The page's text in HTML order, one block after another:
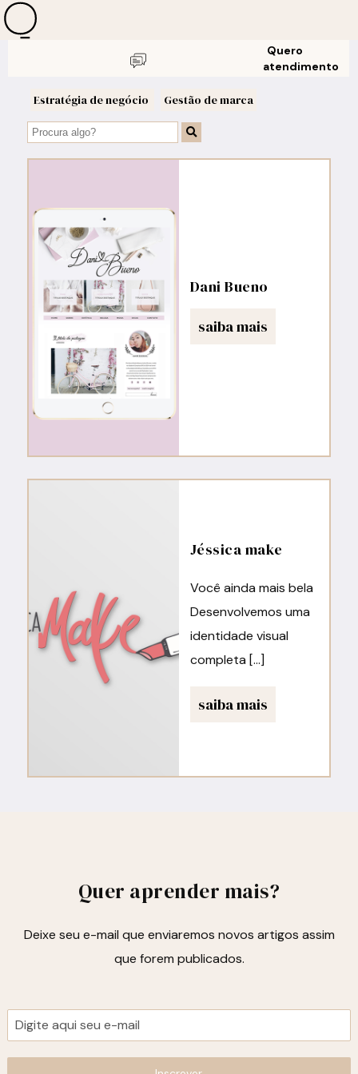
Quero
atendimento
Estratégia de negócio Gestão de marca
Dani Bueno
saiba mais
Jéssica make
Você ainda mais bela
Desenvolvemos uma
identidade visual
completa […]
saiba mais
Quer aprender mais?
Deixe seu e-mail que enviaremos novos artigos assim
que forem publicados.